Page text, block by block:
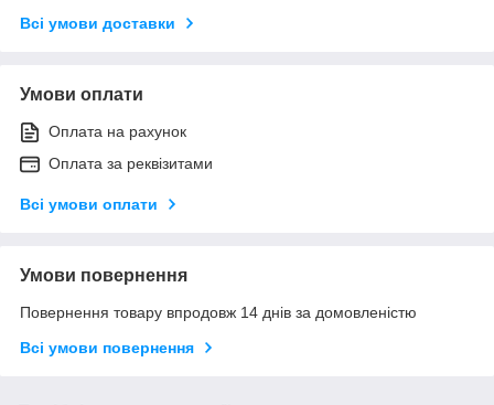
Всі умови доставки
Умови оплати
Оплата на рахунок
Оплата за реквізитами
Всі умови оплати
Умови повернення
Повернення товару впродовж 14 днів за домовленістю
Всі умови повернення